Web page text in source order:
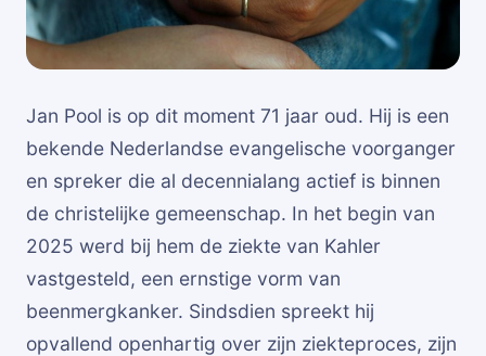
Jan Pool is op dit moment 71 jaar oud. Hij is een
bekende Nederlandse evangelische voorganger
en spreker die al decennialang actief is binnen
de christelijke gemeenschap. In het begin van
2025 werd bij hem de ziekte van Kahler
vastgesteld, een ernstige vorm van
beenmergkanker. Sindsdien spreekt hij
opvallend openhartig over zijn ziekteproces, zijn